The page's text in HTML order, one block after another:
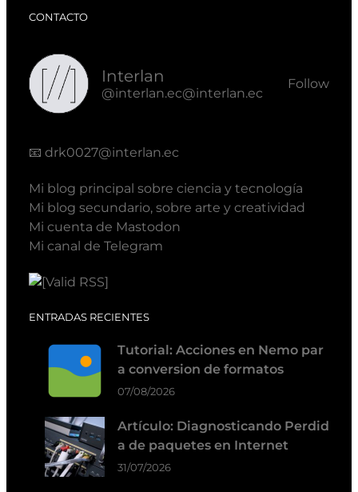
CONTACTO
Interlan
@interlan.ec@interlan.ec
Follow
📧 drk0027@interlan.ec
Mi blog principal sobre ciencia y tecnología
Mi blog secundario, sobre arte y creatividad
Mi cuenta de Mastodon
Mi canal de Telegram
ENTRADAS RECIENTES
Tutorial: Acciones en Nemo par
a conversion de formatos
07/08/2026
Artículo: Diagnosticando Perdid
a de paquetes en Internet
31/07/2026